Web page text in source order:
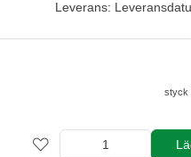
Leverans:
styck